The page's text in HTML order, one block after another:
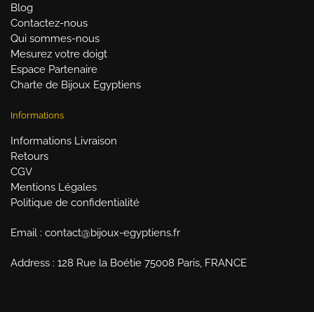
Blog
Contactez-nous
Qui sommes-nous
Mesurez votre doigt
Espace Partenaire
Charte de Bijoux Egyptiens
Informations
Informations Livraison
Retours
CGV
Mentions Légales
Politique de confidentialité
Email : contact@bijoux-egyptiens.fr
Address : 128 Rue la Boétie 75008 Paris, FRANCE